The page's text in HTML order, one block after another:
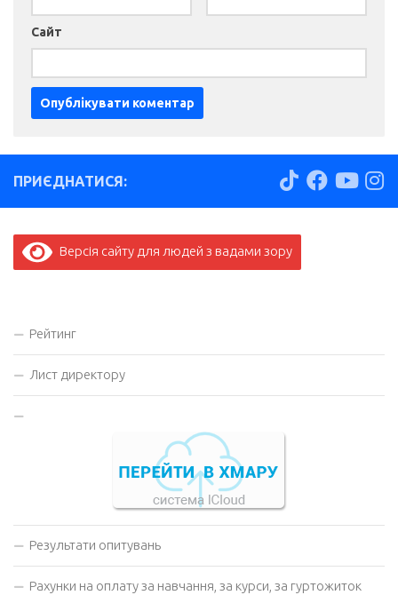
Сайт
ПРИЄДНАТИСЯ:
Версія сайту для людей з вадами зору
Рейтинг
Лист директору
Результати опитувань
Рахунки на оплату за навчання, за курси, за гуртожиток